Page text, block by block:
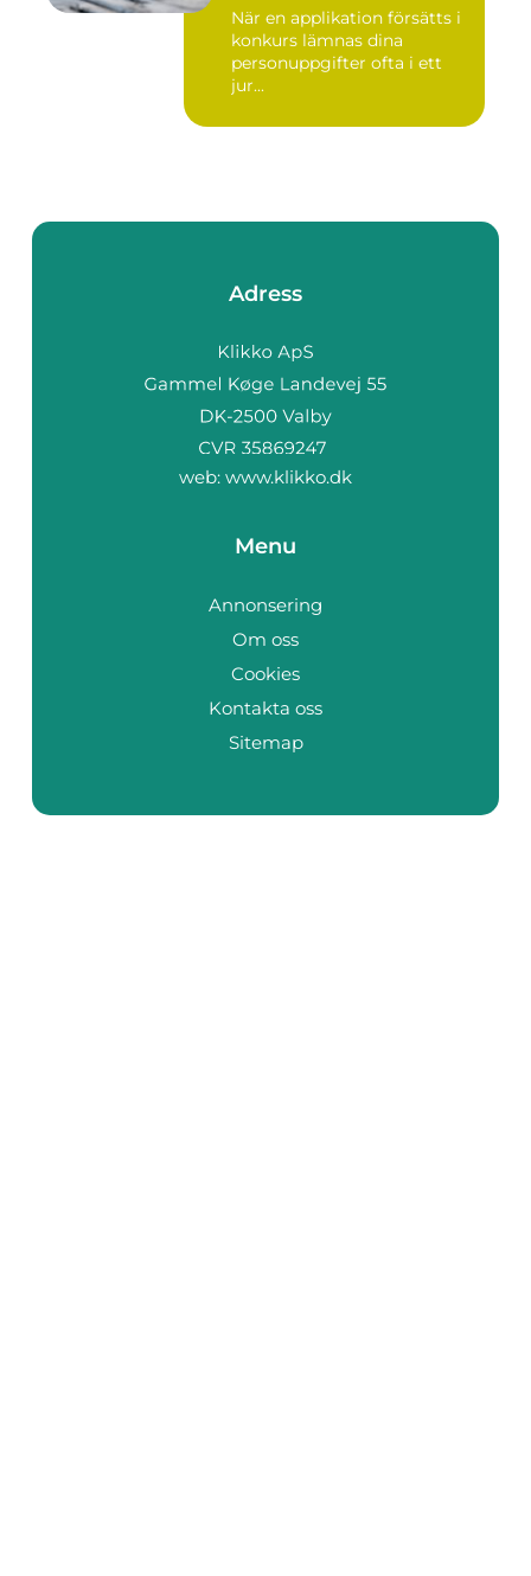
När en applikation försätts i
konkurs lämnas dina
personuppgifter ofta i ett
jur...
Adress
web: www.klikko.dk
Menu
Annonsering
Om oss
Cookies
Kontakta oss
Sitemap